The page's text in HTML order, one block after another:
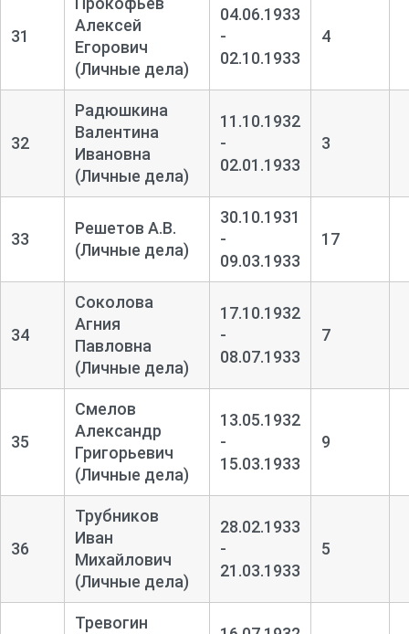
31
Алексей
Егорович
(Личные дела)
04.06.1933
-
02.10.1933
4
32
Радюшкина
Валентина
Ивановна
(Личные дела)
11.10.1932
-
02.01.1933
3
33
Решетов А.В.
(Личные дела)
30.10.1931
-
09.03.1933
17
34
Соколова
Агния
Павловна
(Личные дела)
17.10.1932
-
08.07.1933
7
35
Смелов
Александр
Григорьевич
(Личные дела)
13.05.1932
-
15.03.1933
9
36
Трубников
Иван
Михайлович
(Личные дела)
28.02.1933
-
21.03.1933
5
Тревогин